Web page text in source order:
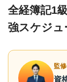
全経簿記1
強スケジュ
監
資